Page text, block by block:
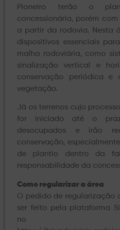
Pioneiro terão o
concessionária, porém
a partir da rodovia. Nesta
dispositivos essenciais
malha rodoviária, como
sinalização vertical e
conservação periódica e
vegetação.
Já os terrenos cujo
for iniciado até o
desocupados e irão
conservação,
de plantio dentro da
responsabilidade da
Como regularizar a área
O pedido de regularização
ser feito pela plataforma
no